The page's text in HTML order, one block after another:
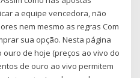
a equipe vencedora, não
nem mesmo as regras Com
sua opção. Nesta página
de hoje (preços ao vivo do
de ouro ao vivo permitem